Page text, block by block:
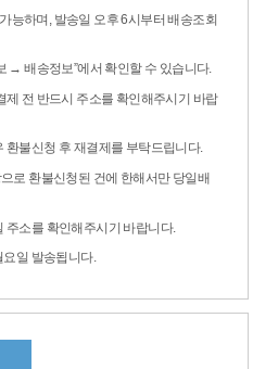
능하며, 발송일 오후 6시부터 배송조회
→ 배송정보”에서 확인할 수 있습니다.
제 전 반드시 주소를 확인해주시기 바랍
환불신청 후 재결제를 부탁드립니다.
로 환불신청된 건에 한해서만 당일배
주소를 확인해주시기 바랍니다.
요일 발송됩니다.